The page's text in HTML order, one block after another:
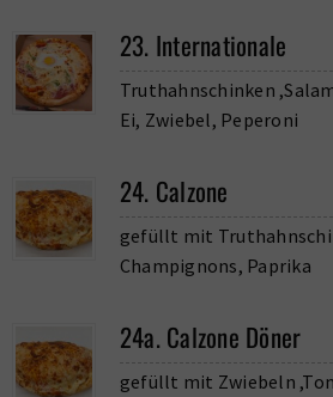
23. Internationale
Truthahnschinken
Ei, Zwiebel, Peperoni
24. Calzone
gefüllt mit
Champignons, Paprika
24a. Calzone Döner
gefüllt mit Zwiebeln